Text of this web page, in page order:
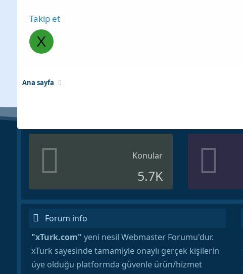
Takip et
X
Ana sayfa
Konular
5.7K
Forum info
"xTurk.com" yeni nesil Webmaster Forumu'dur.
xTurk sayesinde tamamiyle onaylı gerçek kişilerin
üye olduğu platformda güvenle ürün/hizmet